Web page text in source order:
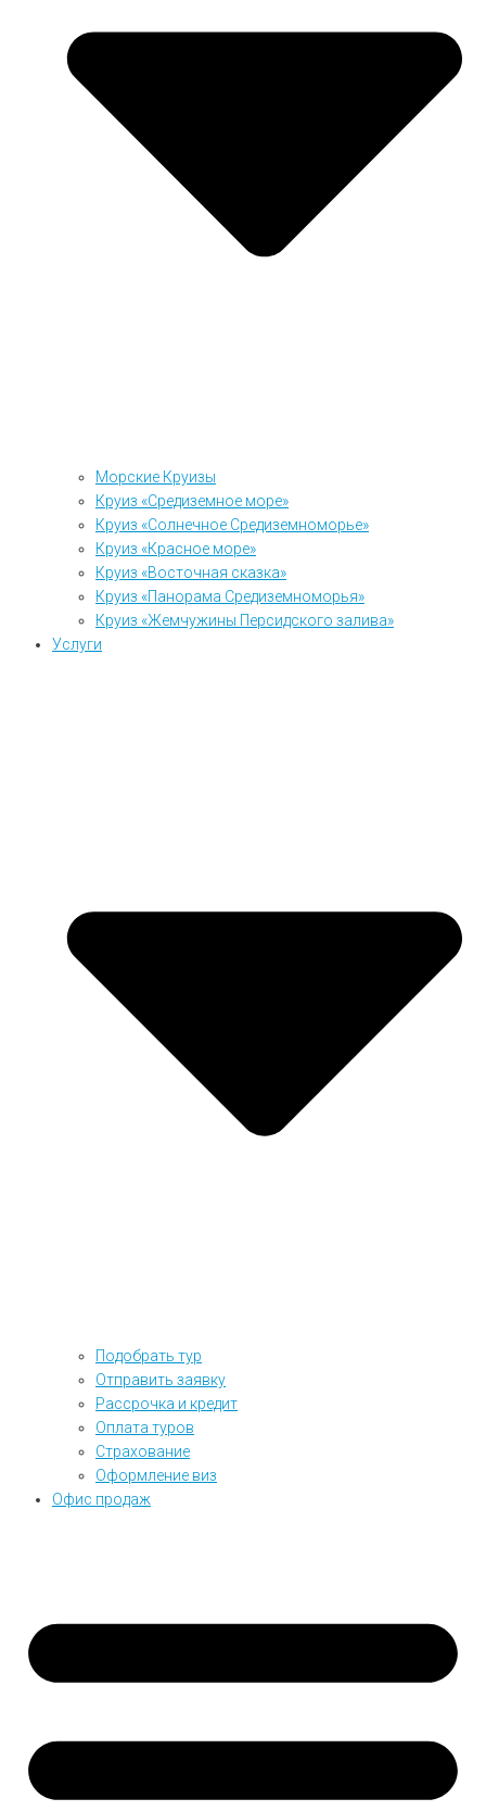
Морские Круизы
Круиз «Средиземное море»
Круиз «Солнечное Средиземноморье»
Круиз «Красное море»
Круиз «Восточная сказка»
Круиз «Панорама Средиземноморья»
Круиз «Жемчужины Персидского залива»
Услуги
Подобрать тур
Отправить заявку
Рассрочка и кредит
Оплата туров
Страхование
Оформление виз
Офис продаж